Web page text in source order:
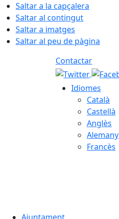
Saltar a la capçalera
Saltar al contingut
Saltar a imatges
Saltar al peu de pàgina
Contactar
Idiomes
Català
Castellà
Anglès
Alemany
Francès